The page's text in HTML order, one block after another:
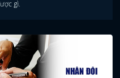
gì.